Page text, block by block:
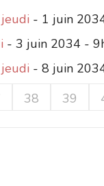
- 1 juin
- 3 juin 2034 -
- 8 juin
38 39